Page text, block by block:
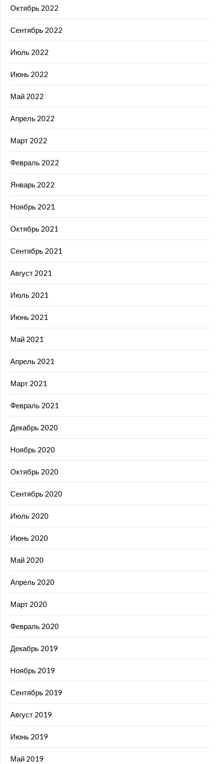
Октябрь 2022
Сентябрь 2022
Июль 2022
Июнь 2022
Май 2022
Апрель 2022
Март 2022
Февраль 2022
Январь 2022
Ноябрь 2021
Октябрь 2021
Сентябрь 2021
Август 2021
Июль 2021
Июнь 2021
Май 2021
Апрель 2021
Март 2021
Февраль 2021
Декабрь 2020
Ноябрь 2020
Октябрь 2020
Сентябрь 2020
Июль 2020
Июнь 2020
Май 2020
Апрель 2020
Март 2020
Февраль 2020
Декабрь 2019
Ноябрь 2019
Сентябрь 2019
Август 2019
Июнь 2019
Май 2019